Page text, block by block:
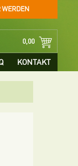
WERDEN
0,00
KONTAKT